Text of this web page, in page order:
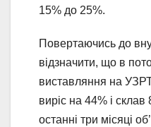
15% до 25%.
Повертаючись до
відзначити, що в
виставляння на
виріс на 44% і
останні три місяці